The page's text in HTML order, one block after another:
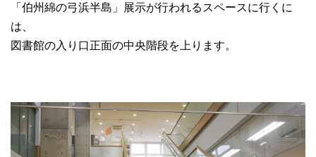
「伯州綿の弓浜半島」展示が行われるスペースに行くに
は、
図書館の入り口正面の中央階段を上ります。